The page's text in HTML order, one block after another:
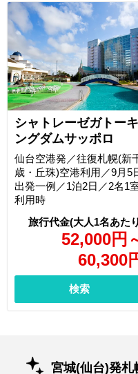
シャトレーゼガトーキ
ングダムサッポロ
52,000円
60,300
仙台空港発／往復札幌(新
歳・丘珠)空港利用／9月5
出発一例／1泊2日／2名1
利用時
検索
宮城(仙台)発札